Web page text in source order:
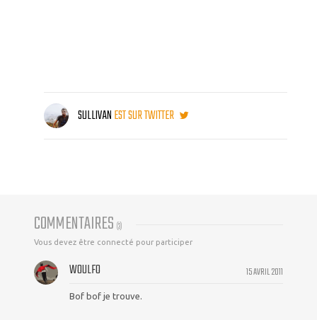
SULLIVANEST SUR TWITTER
COMMENTAIRES (3)
Vous devez être connecté pour participer
15 AVRIL 2011
WOULFO
Bof bof je trouve.